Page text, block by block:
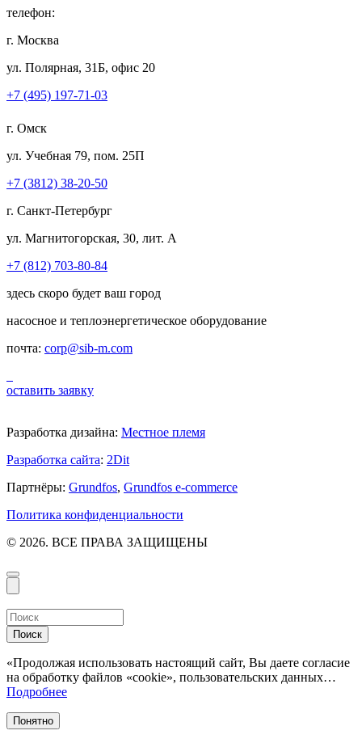
телефон:
г. Москва
ул. Полярная, 31Б, офис 20
+7 (495) 197-71-03
г. Омск
ул. Учебная 79, пом. 25П
+7 (3812) 38-20-50
г. Санкт-Петербург
ул. Магнитогорская, 30, лит. А
+7 (812) 703-80-84
здесь скоро будет ваш город
насосное и теплоэнергетическое оборудование
почта: corp@sib-m.com
оставить заявку
Разработка дизайна: Местное племя
Разработка сайта: 2Dit
Партнёры: Grundfos, Grundfos e-commerce
Политика конфиденциальности
© 2026. ВСЕ ПРАВА ЗАЩИЩЕНЫ
Поиск
«Продолжая использовать настоящий сайт, Вы даете согласие
на обработку файлов «cookie», пользовательских данных…
Подробнее
Понятно